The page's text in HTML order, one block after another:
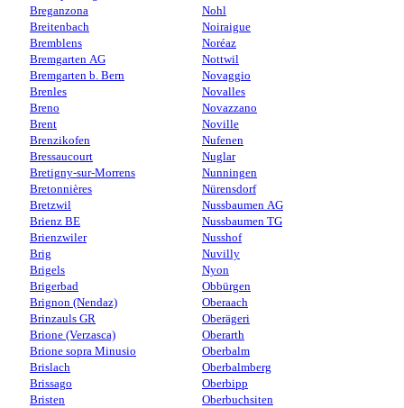
Breganzona
Breitenbach
Bremblens
Bremgarten AG
Bremgarten b. Bern
Brenles
Breno
Brent
Brenzikofen
Bressaucourt
Bretigny-sur-Morrens
Bretonnières
Bretzwil
Brienz BE
Brienzwiler
Brig
Brigels
Brigerbad
Brignon (Nendaz)
Brinzauls GR
Brione (Verzasca)
Brione sopra Minusio
Brislach
Brissago
Bristen
Nohl
Noiraigue
Noréaz
Nottwil
Novaggio
Novalles
Novazzano
Noville
Nufenen
Nuglar
Nunningen
Nürensdorf
Nussbaumen AG
Nussbaumen TG
Nusshof
Nuvilly
Nyon
Obbürgen
Oberaach
Oberägeri
Oberarth
Oberbalm
Oberbalmberg
Oberbipp
Oberbuchsiten